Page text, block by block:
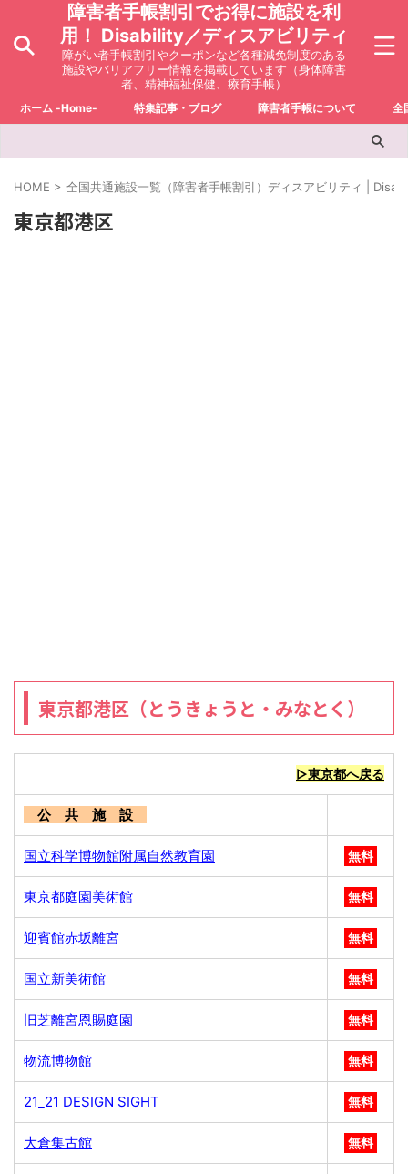
障害者手帳割引でお得に施設を利
用！ Disability／ディスアビリティ
障がい者手帳割引やクーポンなど各種減免制度のある
施設やバリアフリー情報を掲載しています（身体障害
者、精神福祉保健、療育手帳）
ホーム -Home- 特集記事・ブログ 障害者手帳について 全
HOME > 全国共通施設一覧（障害者手帳割引）ディスアビリティ |
東京都港区
東京都港区（とうきょうと・みなとく）
▷東京都へ戻る
公 共 施 設
国立科学博物館附属自然教育園 無料
東京都庭園美術館 無料
迎賓館赤坂離宮 無料
国立新美術館 無料
旧芝離宮恩賜庭園 無料
物流博物館 無料
21_21 DESIGN SIGHT 無料
大倉集古館 無料